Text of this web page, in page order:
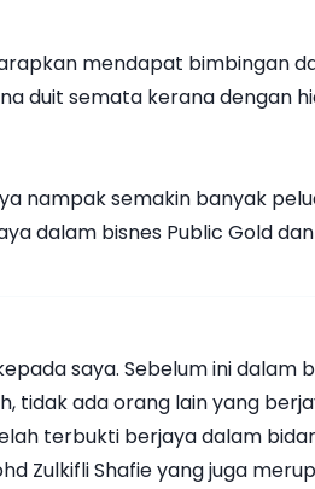
mendapat bimbingan
duit semata kerana dengan
nampak semakin banyak
dalam bisnes Public Gold
saya. Sebelum ini dalam
tidak ada orang lain yang
terbukti berjaya dalam
Zulkifli Shafie yang juga